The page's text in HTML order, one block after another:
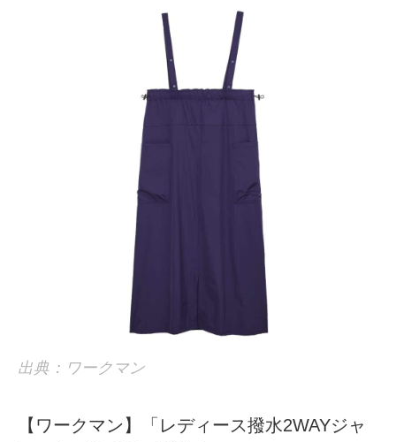
出典：ワークマン
【ワークマン】「レディース撥水2WAYジャ